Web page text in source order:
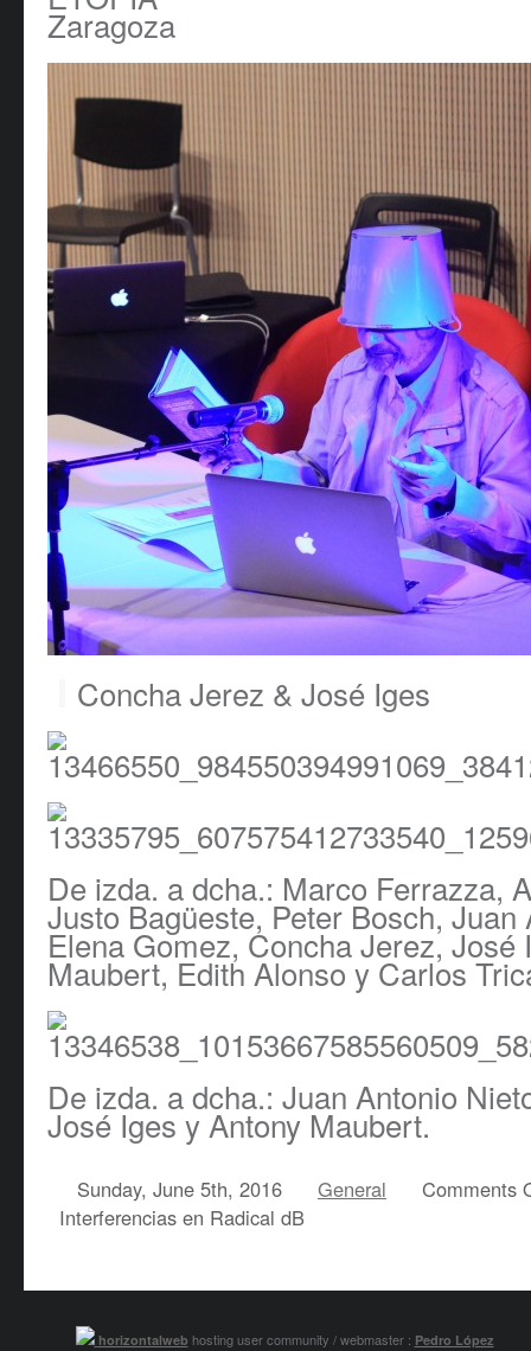
Zaragoza
Concha Jerez & José Iges
De izda. a dcha.: Marco Ferrazza,
Justo Bagüeste, Peter Bosch, Juan
Elena Gomez, Concha Jerez, José
Maubert, Edith Alonso y Carlos
De izda. a dcha.: Juan Antonio
José Iges y Antony Maubert.
Sunday, June 5th, 2016 General
Comments
Interferencias en Radical dB
horizontalweb hosting user community / webmaster : Pedro López